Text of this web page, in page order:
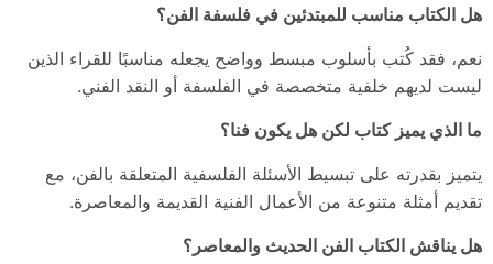
هل الكتاب مناسب للمبتدئين في فلسفة الفن؟
نعم، فقد كُتب بأسلوب مبسط وواضح يجعله مناسبًا للقراء الذين
ليست لديهم خلفية متخصصة في الفلسفة أو النقد الفني.
ما الذي يميز كتاب لكن هل يكون فنا؟
يتميز بقدرته على تبسيط الأسئلة الفلسفية المتعلقة بالفن، مع
تقديم أمثلة متنوعة من الأعمال الفنية القديمة والمعاصرة.
هل يناقش الكتاب الفن الحديث والمعاصر؟